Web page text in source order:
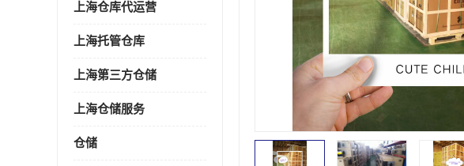
上海仓库代运营
上海托管仓库
上海第三方仓储
上海仓储服务
仓储